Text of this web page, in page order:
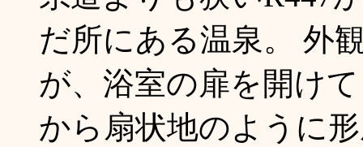
だ所にある温泉。 外
が、浴室の扉を開け
から扇状地のように